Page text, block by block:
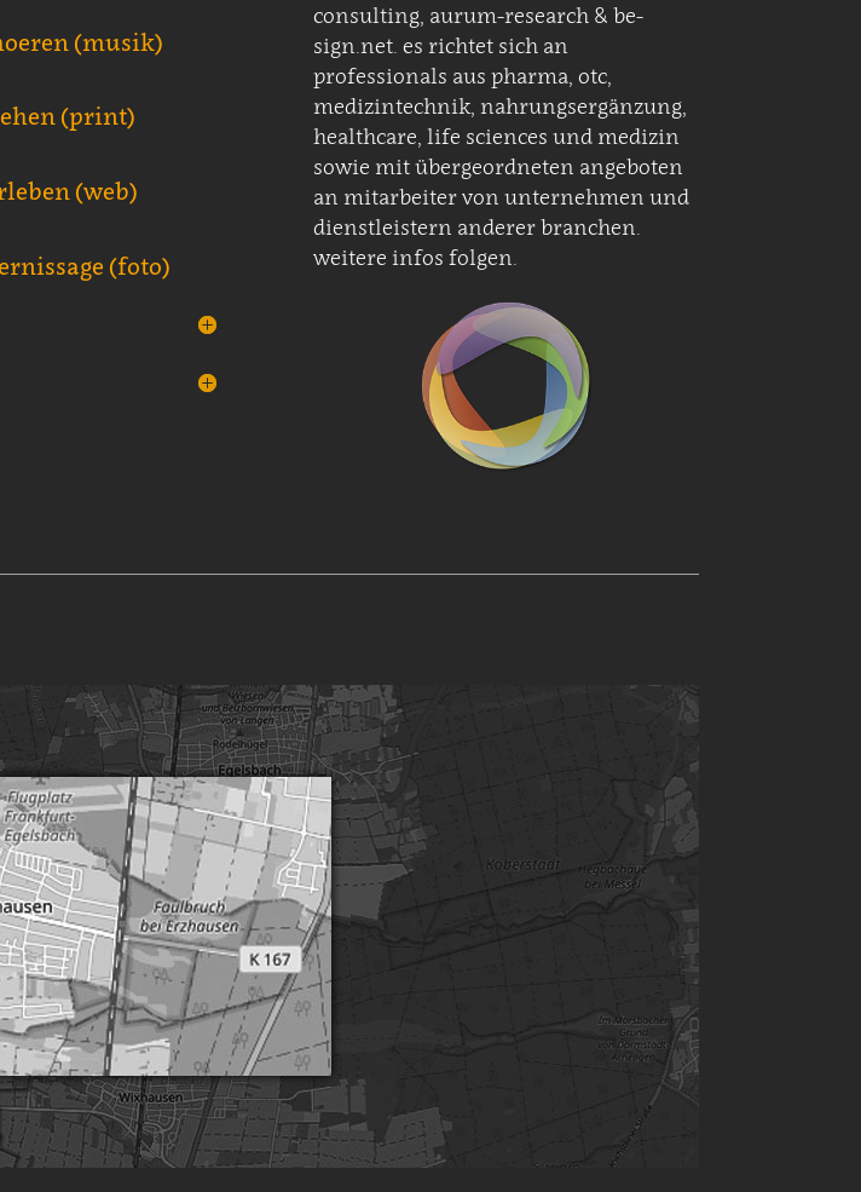
(musik)
(print)
(web)
(foto)
consulting, aurum-research & be-
sign.net. es richtet sich an
professionals aus pharma, otc,
medizintechnik, nahrungsergänzung,
healthcare, life sciences und medizin
sowie mit übergeordneten angeboten
an mitarbeiter von unternehmen und
dienstleistern anderer branchen.
weitere infos folgen.